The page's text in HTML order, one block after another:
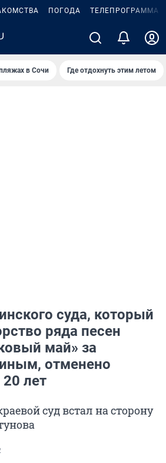
ПОГОДА ТЕЛЕПРОГРАММА
в Сочи Где отдохнуть этим летом
суда, который
ряда песен
май» за
отменено
20 лет
суд встал на сторону